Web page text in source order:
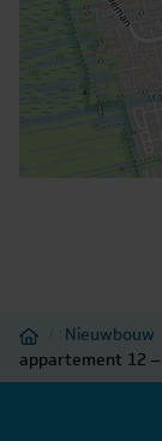
Soorten warm
Home Nieuwbouw
appartement 12